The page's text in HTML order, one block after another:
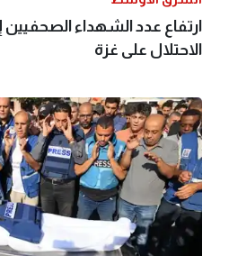
الاحتلال على غزة